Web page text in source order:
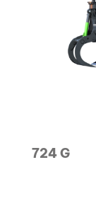
724 G